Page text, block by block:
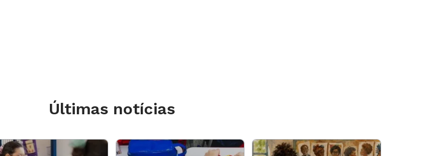
a classe o resultado de sua
negativos em cada situação.
selecionadas pelos alunos: manchetes
Últimas notícias